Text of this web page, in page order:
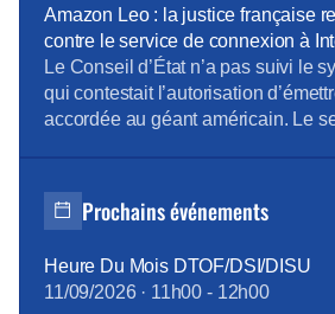
recrutements externes, mais ceux-
des 318 sorties définitives, dont
majorité […]
Amazon Leo : la justice française
contre le service de connexion à
– La Tribune
Le Conseil d’État n’a pas suivi le
qui contestait l’autorisation
accordée au géant américain. Le
novembre 2025, requérant
de l’Arcep « pour défaut de mise
Prochains événements
Heure Du Mois DTOF/DSI/DISU
11/09/2026· 11h00 - 12h00